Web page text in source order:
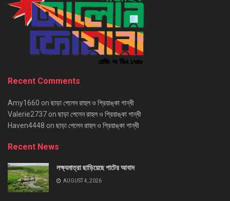
Recent Comments
Amy1660 on ছাড়া পেলেন রাহুল ও প্রিয়াঙ্কা গান্ধী
Valerie2737 on ছাড়া পেলেন রাহুল ও প্রিয়াঙ্কা গান্ধী
Haven4448 on ছাড়া পেলেন রাহুল ও প্রিয়াঙ্কা গান্ধী
Recent News
লক্ষ্যমাত্রা ছাড়িয়েছে পাটের আবাদ
AUGUST 4, 2026